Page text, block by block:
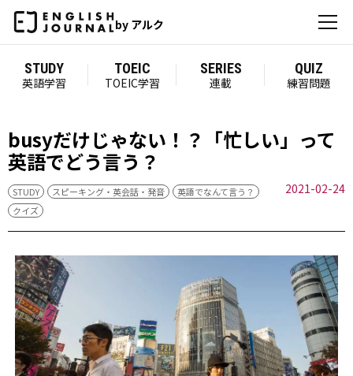
by アルク
STUDY
英語学習
TOEIC
TOEIC学習
SERIES
連載
QUIZ
練習問題
busyだけじゃない！？「忙しい」って
英語でどう言う？
STUDY スピーキング・英会話・発音
英語でなんて言う？
クイズ
2021-02-24